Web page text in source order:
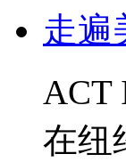
走遍
ACT
在纽